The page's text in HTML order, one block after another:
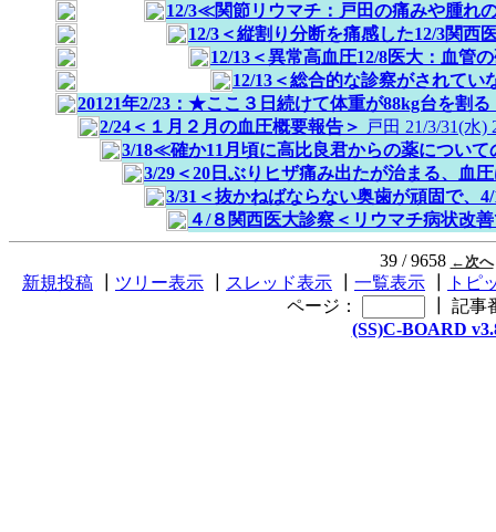
12/3≪関節リウマチ：戸田の痛みや腫れ
12/3＜縦割り分断を痛感した12/3関西
12/13＜異常高血圧12/8医大：血管
12/13＜総合的な診察がされて
20121年2/23：★ここ３日続けて体重が88kg台を割
2/24＜１月２月の血圧概要報告＞ 戸田 21/3/31(水)
3/18≪確か11月頃に高比良君からの薬につい
3/29＜20日ぶりヒザ痛み出たが治まる、血
3/31＜抜かねばならない奥歯が頑固で、
４/８関西医大診察＜リウマチ病状改
39 / 9658 ←次へ
新規投稿 ツリー表示 スレッド表示 一覧表示
トピ
ページ：
記事
(SS)C-BOARD